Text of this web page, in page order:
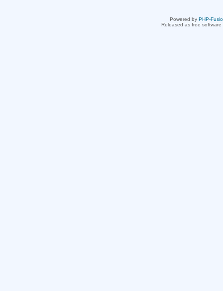
Powered by PHP-
Released as free